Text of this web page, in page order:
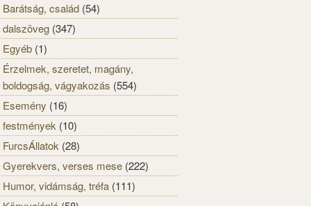
Barátság, család (54)
dalszöveg (347)
Egyéb (1)
Érzelmek, szeretet, magány,
boldogság, vágyakozás (554)
Esemény (16)
festmények (10)
FurcsÁllatok (28)
Gyerekvers, verses mese (222)
Humor, vidámság, tréfa (111)